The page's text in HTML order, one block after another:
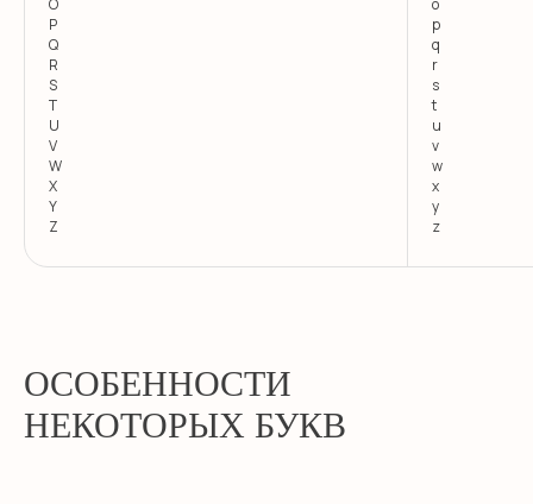
O
P
Q
R
S
T
U
V
W
X
Y
Z
o
p
q
r
s
t
u
v
w
x
y
z
ОСОБЕННОСТИ
НЕКОТОРЫХ БУКВ